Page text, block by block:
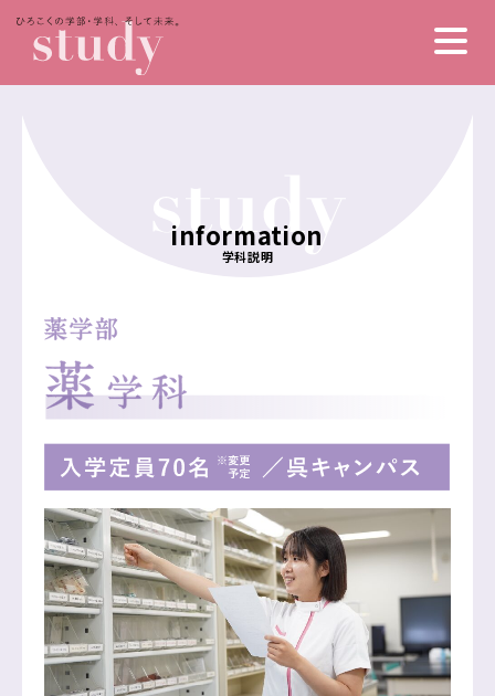
（いろんな仕事）
入学金・授業料・奨学金
保健医療学部
診療放射線学科
臨床工学専攻
臨床検査学専攻
救急救命学科
総合リハビリテーション学部
リハビリテーション学科
理学療法学専攻
作業療法学専攻
言語聴覚療法学専攻
義肢装具学専攻
健康スポーツ学部
健康スポーツ学科
健康科学部
心理学科
医療栄養学科
医療経営学科
社会学科
地域創生学専攻
社会福祉学専攻
看護学部
看護学科
薬学部
薬学科
助産学専攻科
大学院
ヒロコクのひとびと
文字で知る学科情報はこちら
information
学科説明